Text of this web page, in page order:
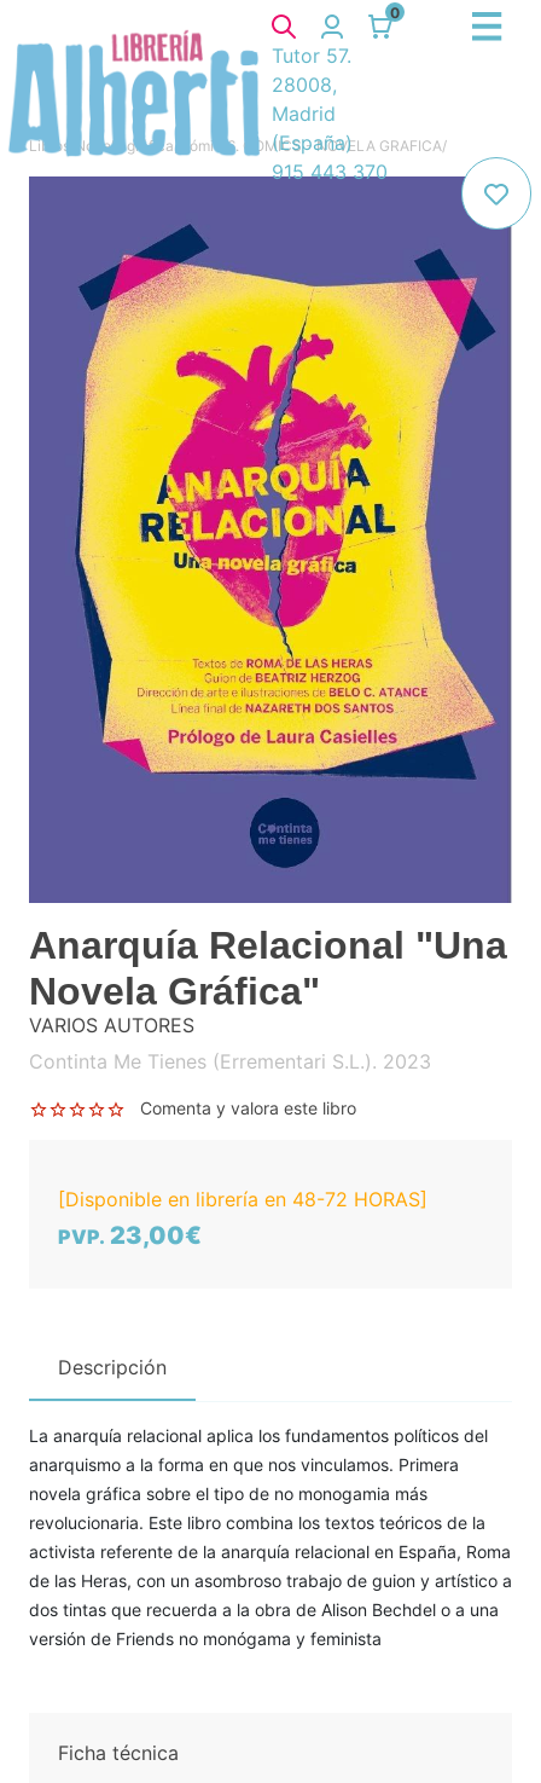
0
Tutor 57.
28008,
Madrid
(España)
915 443 370
Libros Novela gráfica, cómic 6. COMICS - NOVELA GRAFICA/
Anarquía Relacional "Una
Novela Gráfica"
VARIOS AUTORES
Continta Me Tienes (Errementari S.L.). 2023
Comenta y valora este libro
[Disponible en librería en 48-72 HORAS]
PVP. 23,00€
Descripción
La anarquía relacional aplica los fundamentos políticos del
anarquismo a la forma en que nos vinculamos. Primera
novela gráfica sobre el tipo de no monogamia más
revolucionaria. Este libro combina los textos teóricos de la
activista referente de la anarquía relacional en España, Roma
de las Heras, con un asombroso trabajo de guion y artístico a
dos tintas que recuerda a la obra de Alison Bechdel o a una
versión de Friends no monógama y feminista
Ficha técnica